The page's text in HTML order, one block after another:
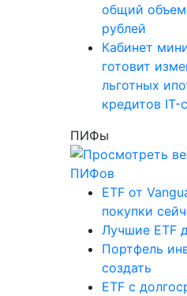
общий
рублей
Кабинет
готовит
льготных
кредитов IT-
ПИФы
ETF от
покупки
Лучшие ETF
Портфель
создать
ETF с